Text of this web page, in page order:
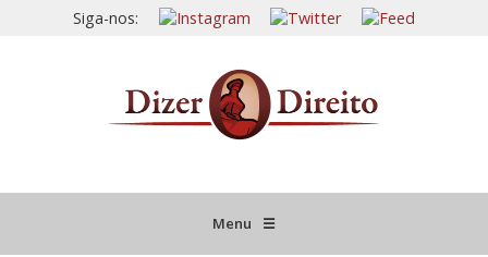
Siga-nos:
Menu ☰